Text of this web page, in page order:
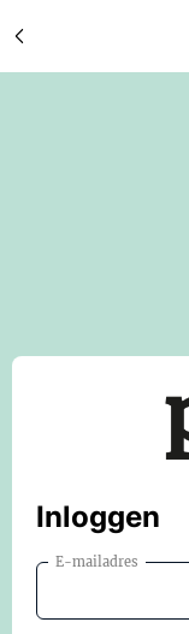
Inloggen
E-mailadres